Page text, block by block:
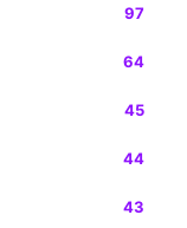
97
64
45
44
43